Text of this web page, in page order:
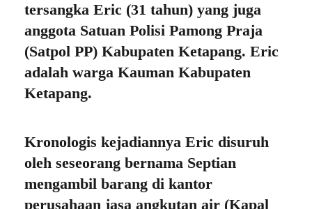
tersangka Eric (31 tahun) yang juga
anggota Satuan Polisi Pamong Praja
(Satpol PP) Kabupaten Ketapang. Eric
adalah warga Kauman Kabupaten
Ketapang.
Kronologis kejadiannya Eric disuruh
oleh seseorang bernama Septian
mengambil barang di kantor
perusahaan jasa angkutan air (Kapal